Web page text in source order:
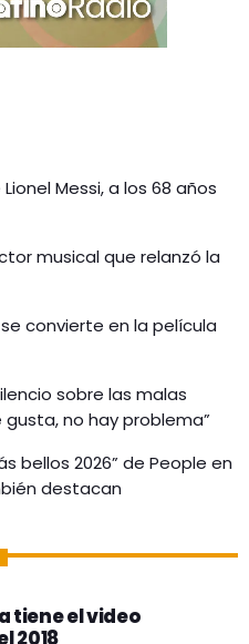
Messi, a los 68 años
musical que relanzó la
se convierte en la película
sobre las malas
gusta, no hay problema”
bellos 2026” de People en
destacan
tiene el video